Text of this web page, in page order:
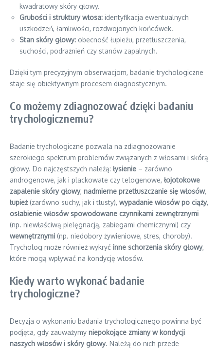
kwadratowy skóry głowy.
Grubości i struktury włosa: identyfikacja ewentualnych
uszkodzeń, łamliwości, rozdwojonych końcówek.
Stan skóry głowy: obecność łupieżu, przetłuszczenia,
suchości, podrażnień czy stanów zapalnych.
Dzięki tym precyzyjnym obserwacjom, badanie trychologiczne
staje się obiektywnym procesem diagnostycznym.
Co możemy zdiagnozować dzięki badaniu
trychologicznemu?
Badanie trychologiczne pozwala na zdiagnozowanie
szerokiego spektrum problemów związanych z włosami i skórą
głowy. Do najczęstszych należą: łysienie – zarówno
androgenowe, jak i plackowate czy telogenowe, łojotokowe
zapalenie skóry głowy, nadmierne przetłuszczanie się włosów,
łupież(zarówno suchy, jak i tłusty), wypadanie włosów po ciąży,
osłabienie włosów spowodowane czynnikami zewnętrznymi
(np. niewłaściwą pielęgnacją, zabiegami chemicznymi) czy
wewnętrznymi (np. niedobory żywieniowe, stres, choroby).
Trycholog może również wykryć inne schorzenia skóry głowy,
które mogą wpływać na kondycję włosów.
Kiedy warto wykonać badanie
trychologiczne?
Decyzja o wykonaniu badania trychologicznego powinna być
podjęta, gdy zauważymy niepokojące zmiany w kondycji
naszych włosów i skóry głowy. Należą do nich przede